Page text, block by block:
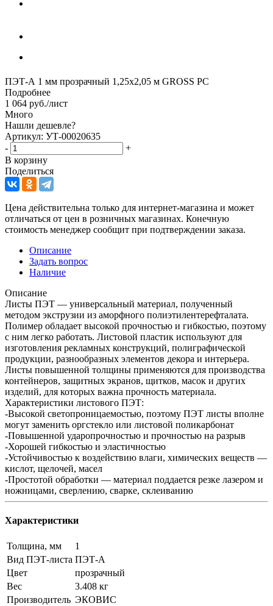
ПЭТ-А 1 мм прозрачный 1,25х2,05 м GROSS PC
Подробнее
1 064 руб./лист
Много
Нашли дешевле?
Артикул: УТ-00020635
-
+
В корзину
Поделиться
Цена действительна только для интернет-магазина и может
отличаться от цен в розничных магазинах. Конечную
стоимость менеджер сообщит при подтверждении заказа.
Описание
Задать вопрос
Наличие
Описание
Листы ПЭТ — универсальный материал, полученный
методом экструзии из аморфного полиэтилентерефталата.
Полимер обладает высокой прочностью и гибкостью, поэтому
с ним легко работать. Листовой пластик используют для
изготовления рекламных конструкций, полиграфической
продукции, разнообразных элементов декора и интерьера.
Листы повышенной толщины применяются для производства
контейнеров, защитных экранов, щитков, масок и других
изделий, для которых важна прочность материала.
Характеристики листового ПЭТ:
-Высокой светопроницаемостью, поэтому ПЭТ листы вполне
могут заменить оргстекло или листовой поликарбонат
-Повышенной ударопрочностью и прочностью на разрыв
-Хорошей гибкостью и эластичностью
-Устойчивостью к воздействию влаги, химических веществ —
кислот, щелочей, масел
-Простотой обработки — материал поддается резке лазером и
ножницами, сверлению, сварке, склеиванию
Характеристики
Толщина, мм
1
Вид ПЭТ-листа ПЭТ-А
Цвет
прозрачный
Вес
3.408 кг
Производитель ЭКОВИС